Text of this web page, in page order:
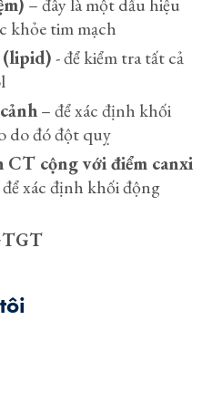
khỏe tim mạch
(lipid)- để kiểm tra tất cả
– để xác định khối
do đó đột quỵ
CT cộng với điểm canxi
xác định khối động